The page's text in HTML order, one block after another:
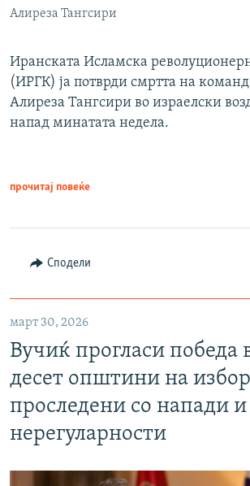
Алиреза Тангсири
Иранската Исламска
(ИРГК) ја потврди смртта на
Алиреза Тангсири во израелски
напад минатата недела.
прочитај повеќе
Сподели
март 30, 2026
Вучиќ прогласи победа
десет општини на
проследени со напади и
нерегуларности